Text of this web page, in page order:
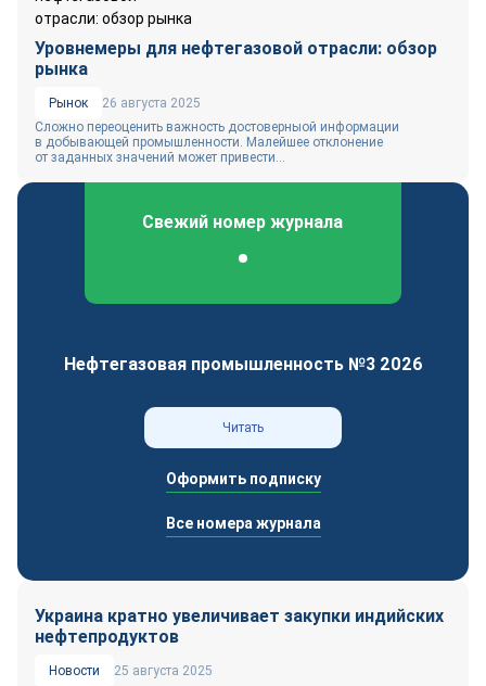
Уровнемеры для нефтегазовой отрасли: обзор
рынка
Рынок
26 августа 2025
Сложно переоценить важность достоверныой информации
в добывающей промышленности. Малейшее отклонение
от заданных значений может привести...
Свежий номер журнала
Нефтегазовая промышленность №3 2026
Читать
Оформить подписку
Все номера журнала
Украина кратно увеличивает закупки индийских
нефтепродуктов
Новости
25 августа 2025